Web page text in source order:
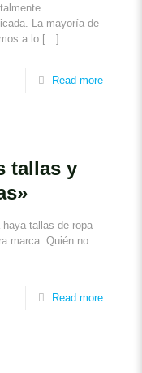
La mayoría de
a lo […]
Read more
tallas y
tallas de ropa
marca. Quién no
Read more